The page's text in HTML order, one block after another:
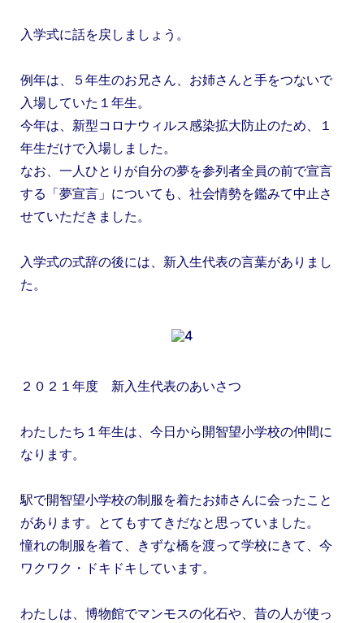
入学式に話を戻しましょう。
例年は、５ 年生のお兄さん、お姉さんと手をつないで
入場していた１年生。
今年は、新型コロナウィルス感染拡大防止のため、
１
年生だけで入場しました。
なお、一人ひとりが自分の夢を参列者全員の前で宣言
する「夢宣言」についても、社会情勢を鑑みて中止さ
せていただきました。
入学式の式辞の後には、新入生代表の言葉がありまし
た。
２０２１年度 新入生代表のあいさつ
わたしたち１年生は、今日から開智望小学校の仲間に
なります。
駅で開智望小学校の制服を着たお姉さんに会ったこと
があります。とてもすてきだなと思っていました。
憧れの制服を着て、きずな橋を渡って学校にきて、今
ワクワク・ドキドキしています。
わたしは、博物館でマンモスの化石や、昔の人が使っ